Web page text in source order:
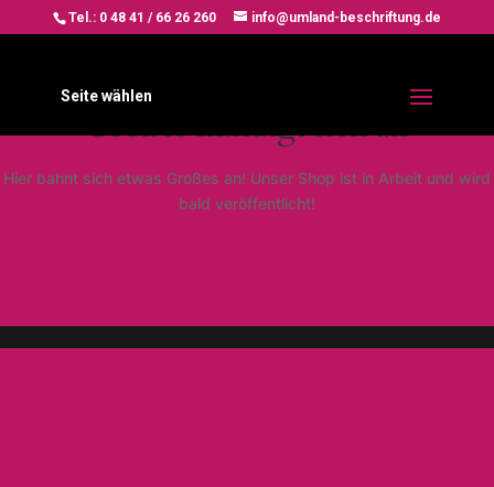
Tel.: 0 48 41 / 66 26 260 info@umland-beschriftung.de
Seite wählen
Großes kündigt sich an
Hier bahnt sich etwas Großes an! Unser Shop ist in Arbeit und wird
bald veröffentlicht!